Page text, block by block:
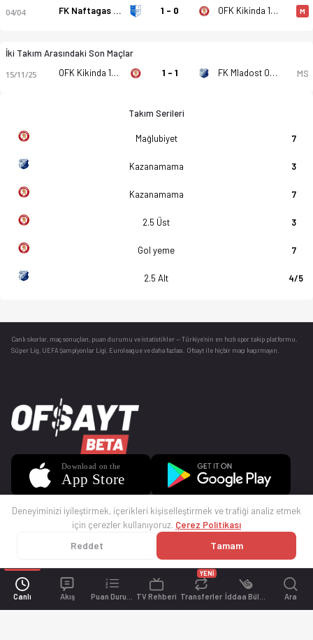
Canlı Akış TV Rehberi Transferler
YENİ
Ara
04/04 FK Naftagas Elemir 1 - 0 OFK Kikinda 1909 M
İki Takım Arasındaki Son Maçlar
15/11/25 OFK Kikinda 1909 1 - 1 FK Mladost Omoljica MS
Takım Serileri
Mağlubiyet 7
Kazanamama 3
Kazanamama 7
2.5 Üst 3
Gol yeme 7
2.5 Alt 4/5
Canlı skorlar , maç sonuçları, puan durumu ve istatistikler — Türkiye’nin en hızlı spor takip platformu.
Süper Lig, UEFA Şampiyonlar Ligi, Euroleague ve daha fazlası. Ofsayt ile hiçbir maçı kaçırmayın.
© 2025 Ofsayt
Deneyiminizi iyileştirmek, içerikleri kişiselleştirmek ve trafiği analiz etmek
için çerezler kullanıyoruz. Çerez Politikası
Reddet Tamam